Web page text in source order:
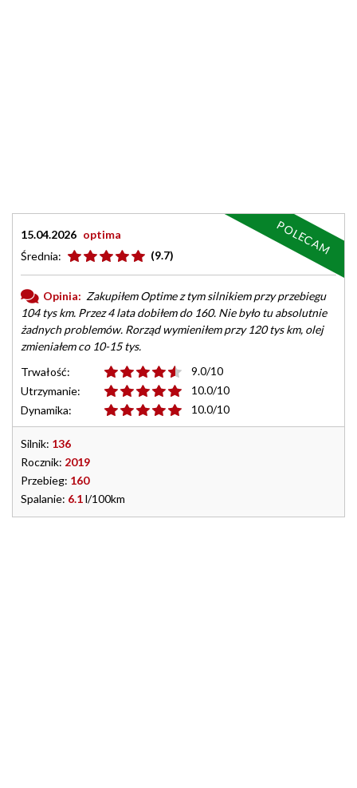
15.04.2026 optima
Średnia:
(9.7)
Opinia: Zakupiłem Optime z tym silnikiem przy przebiegu
104 tys km. Przez 4 lata dobiłem do 160. Nie było tu absolutnie
żadnych problemów. Rorząd wymieniłem przy 120 tys km, olej
zmieniałem co 10-15 tys.
Trwałość:
9.0/10
Utrzymanie:
10.0/10
Dynamika:
10.0/10
Silnik: 136
Rocznik: 2019
Przebieg: 160
Spalanie: 6.1l/100km
POLECAM